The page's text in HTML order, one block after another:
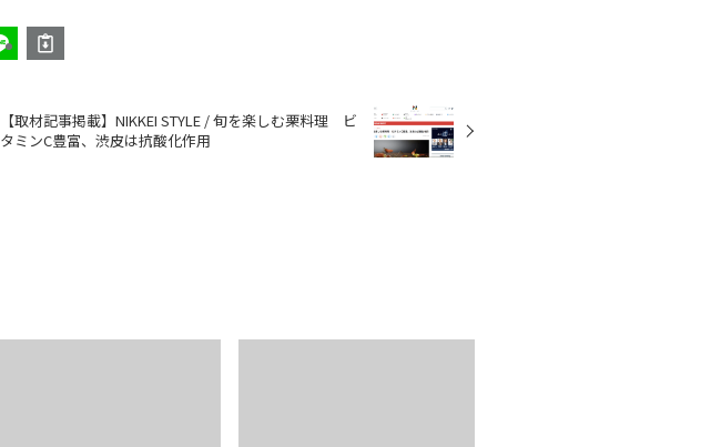
【取材記事掲載】NIKKEI STYLE / 旬を楽しむ栗料理 ビ
タミンC豊富、渋皮は抗酸化作用